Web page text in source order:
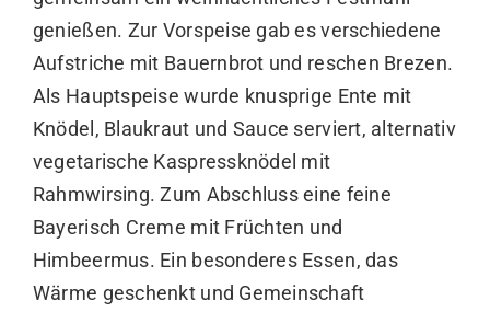
genießen. Zur Vorspeise gab es verschiedene
Aufstriche mit Bauernbrot und reschen Brezen.
Als Hauptspeise wurde knusprige Ente mit
Knödel, Blaukraut und Sauce serviert, alternativ
vegetarische Kaspressknödel mit
Rahmwirsing. Zum Abschluss eine feine
Bayerisch Creme mit Früchten und
Himbeermus. Ein besonderes Essen, das
Wärme geschenkt und Gemeinschaft